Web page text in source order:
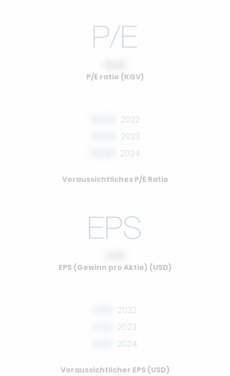
P/E ratio (KGV)
2022
2023
2024
Voraussichtliches P/E Ratio
EPS (Gewinn pro Aktie) (USD)
2022
2023
2024
Voraussichtlicher EPS (USD)